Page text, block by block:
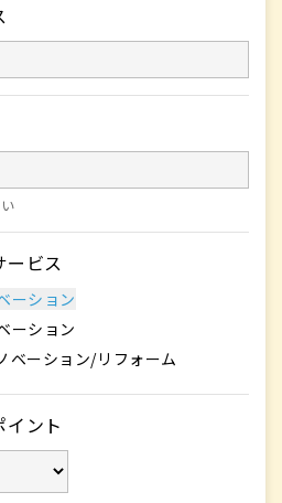
ービス
ーション
ーション
ベーション/リフォーム
イント